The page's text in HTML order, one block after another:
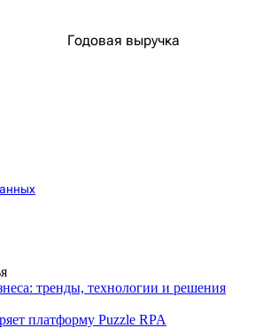
Годовая выручка
тренды, технологии и решения
платформу Puzzle RPA